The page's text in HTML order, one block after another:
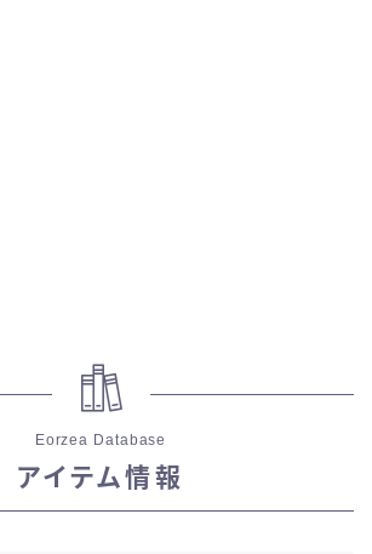
Eorzea Database
アイテム情報